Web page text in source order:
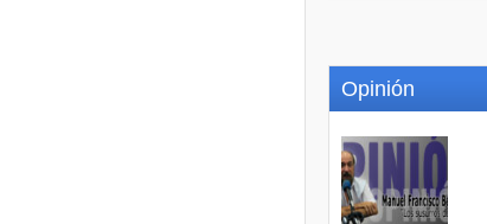
Opinión